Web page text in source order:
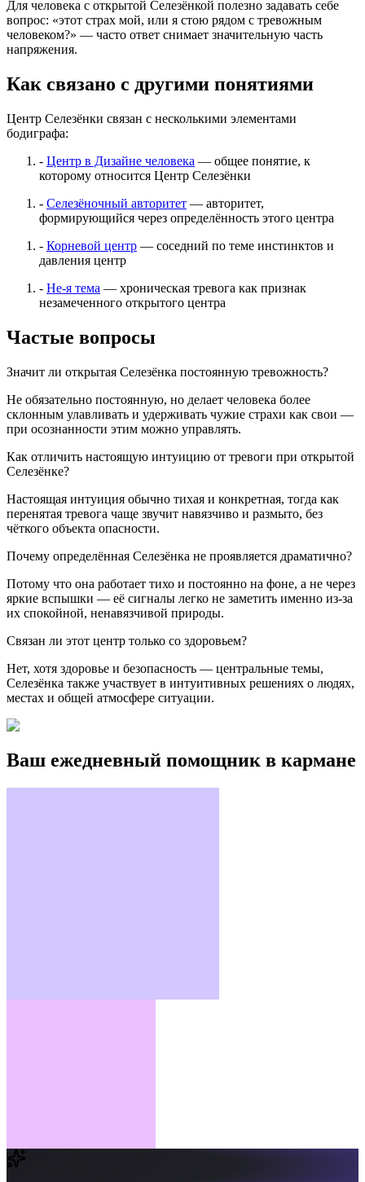
Для человека с открытой Селезёнкой полезно задавать себе
вопрос: «этот страх мой, или я стою рядом с тревожным
человеком?» — часто ответ снимает значительную часть
напряжения.
Как связано с другими понятиями
Центр Селезёнки связан с несколькими элементами
бодиграфа:
- Центр в Дизайне человека — общее понятие, к
которому относится Центр Селезёнки
- Селезёночный авторитет — авторитет,
формирующийся через определённость этого центра
- Корневой центр — соседний по теме инстинктов и
давления центр
- Не-я тема — хроническая тревога как признак
незамеченного открытого центра
Частые вопросы
Значит ли открытая Селезёнка постоянную тревожность?
Не обязательно постоянную, но делает человека более
склонным улавливать и удерживать чужие страхи как свои —
при осознанности этим можно управлять.
Как отличить настоящую интуицию от тревоги при открытой
Селезёнке?
Настоящая интуиция обычно тихая и конкретная, тогда как
перенятая тревога чаще звучит навязчиво и размыто, без
чёткого объекта опасности.
Почему определённая Селезёнка не проявляется драматично?
Потому что она работает тихо и постоянно на фоне, а не через
яркие вспышки — её сигналы легко не заметить именно из-за
их спокойной, ненавязчивой природы.
Связан ли этот центр только со здоровьем?
Нет, хотя здоровье и безопасность — центральные темы,
Селезёнка также участвует в интуитивных решениях о людях,
местах и общей атмосфере ситуации.
Ваш ежедневный помощник в кармане